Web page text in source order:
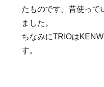
たものです。昔使って
ました。
ちなみにTRIOは
す。